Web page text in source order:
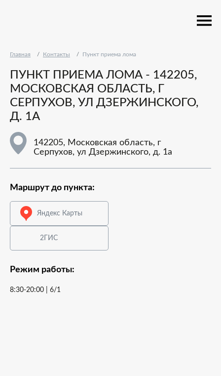
Главная Контакты Пункт приема лома
ПУНКТ ПРИЕМА ЛОМА - 142205,
МОСКОВСКАЯ ОБЛАСТЬ, Г
СЕРПУХОВ, УЛ ДЗЕРЖИНСКОГО,
Д. 1А
142205, Московская область, г
Серпухов, ул Дзержинского, д. 1а
Маршрут до пункта:
Яндекс Карты
2ГИС
Режим работы:
8:30-20:00 | 6/1